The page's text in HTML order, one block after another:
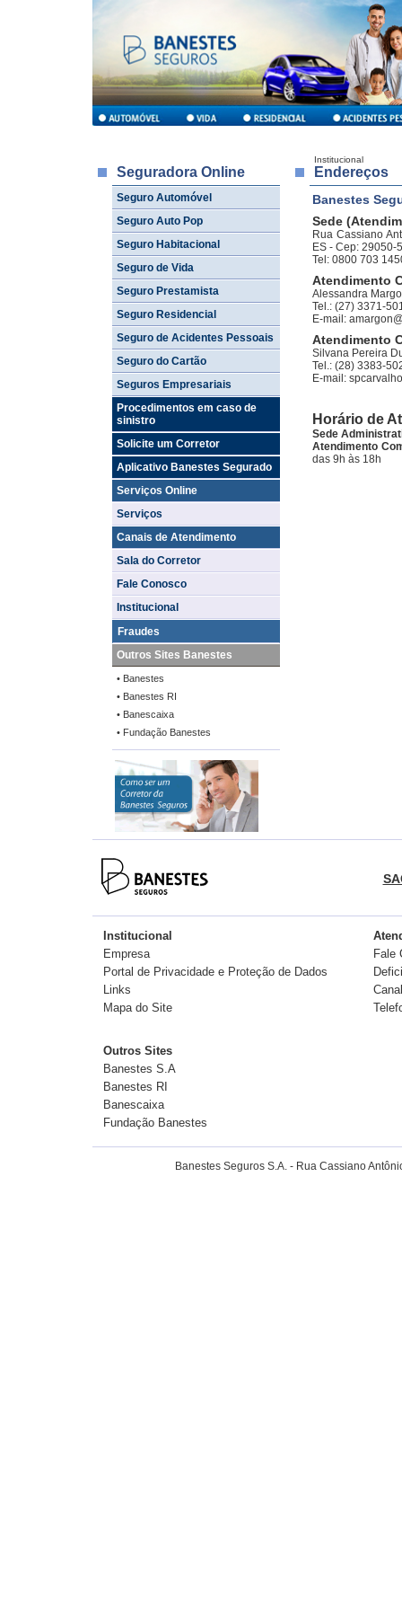
Seguradora Online
Seguro Automóvel
Seguro Auto Pop
Seguro Habitacional
Seguro de Vida
Seguro Prestamista
Seguro Residencial
Seguro de Acidentes Pessoais
Seguro do Cartão
Seguros Empresariais
Procedimentos em caso de
sinistro
Solicite um Corretor
Aplicativo Banestes Segurado
Serviços Online
Serviços
Canais de Atendimento
Sala do Corretor
Fale Conosco
Institucional
Fraudes
Outros Sites Banestes
• Banestes
• Banestes RI
• Banescaixa
• Fundação Banestes
Institucional
Endereços
Banestes
Sede
Rua Cassiano
ES - Cep: 29050-
Tel: 0800 703
Atendimento
Alessandra
Tel.: (27) 3371-
E-mail:
Atendimento
Silvana Pereira
Tel.: (28) 3383-
E-mail:
Horário de
Sede
Atendimento
das 9h às 18h
Institucional
Empresa
Portal de Privacidade e Proteção de Dados
Links
Mapa do Site
Fale
Outros Sites
Banestes S.A
Banestes RI
Banescaixa
Fundação Banestes
Banestes Seguros S.A. - Rua Cassiano